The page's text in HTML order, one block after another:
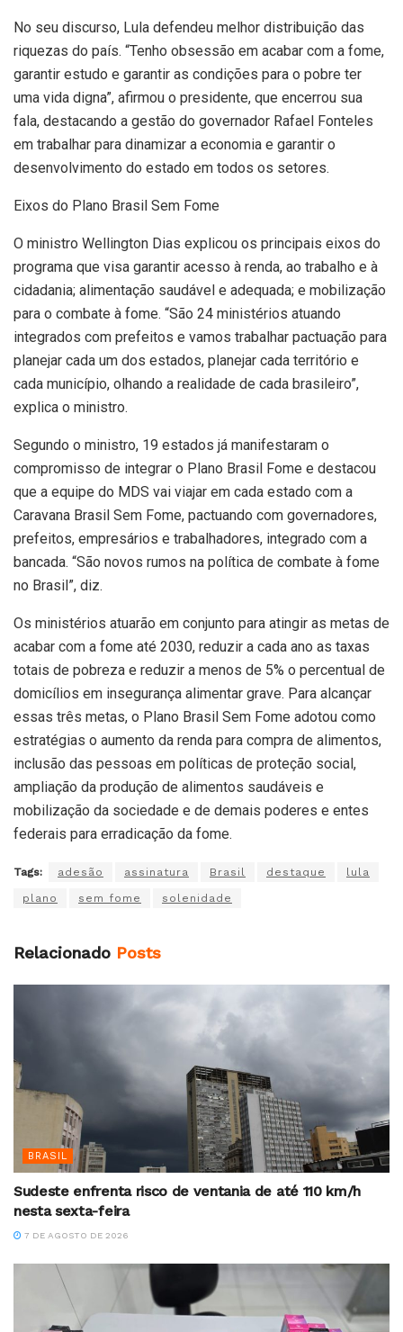
No seu discurso, Lula defendeu melhor distribuição das
riquezas do país. “Tenho obsessão em acabar com a fome,
garantir estudo e garantir as condições para o pobre ter
uma vida digna”, afirmou o presidente, que encerrou sua
fala, destacando a gestão do governador Rafael Fonteles
em trabalhar para dinamizar a economia e garantir o
desenvolvimento do estado em todos os setores.
Eixos do Plano Brasil Sem Fome
O ministro Wellington Dias explicou os principais eixos do
programa que visa garantir acesso à renda, ao trabalho e à
cidadania; alimentação saudável e adequada; e mobilização
para o combate à fome. “São 24 ministérios atuando
integrados com prefeitos e vamos trabalhar pactuação para
planejar cada um dos estados, planejar cada território e
cada município, olhando a realidade de cada brasileiro”,
explica o ministro.
Segundo o ministro, 19 estados já manifestaram o
compromisso de integrar o Plano Brasil Fome e destacou
que a equipe do MDS vai viajar em cada estado com a
Caravana Brasil Sem Fome, pactuando com governadores,
prefeitos, empresários e trabalhadores, integrado com a
bancada. “São novos rumos na política de combate à fome
no Brasil”, diz.
Os ministérios atuarão em conjunto para atingir as metas de
acabar com a fome até 2030, reduzir a cada ano as taxas
totais de pobreza e reduzir a menos de 5% o percentual de
domicílios em insegurança alimentar grave. Para alcançar
essas três metas, o Plano Brasil Sem Fome adotou como
estratégias o aumento da renda para compra de alimentos,
inclusão das pessoas em políticas de proteção social,
ampliação da produção de alimentos saudáveis e
mobilização da sociedade e de demais poderes e entes
federais para erradicação da fome.
Tags: adesão assinatura Brasil destaque lula
plano sem fome solenidade
Relacionado Posts
BRASIL
Sudeste enfrenta risco de ventania de até 110 km/h
nesta sexta-feira
7 DE AGOSTO DE 2026